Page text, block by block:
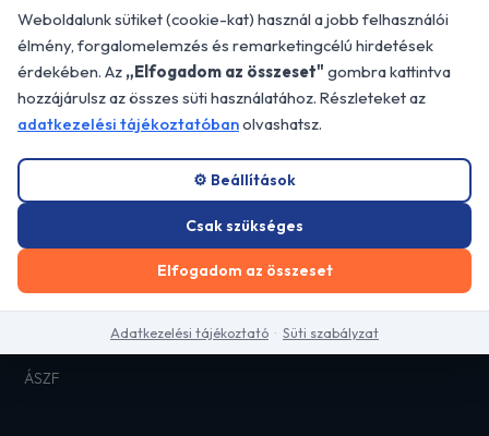
Weboldalunk sütiket (cookie-kat) használ a jobb felhasználói
élmény, forgalomelemzés és remarketingcélú hirdetések
érdekében. Az „Elfogadom az összeset" gombra kattintva
hozzájárulsz az összes süti használatához. Részleteket az
adatkezelési tájékoztatóbanolvashatsz.
⚙️ Beállítások
Csak szükséges
Elfogadom az összeset
Adatkezelési tájékoztató · Süti szabályzat
Professzionális árnyékolástechnikai
területén.
📍 2310 Szigetszentmiklós, Dorottya u.
26/B
Főoldal
Referenciák
Kapcsolat
Adatkezelési tájékoztató
ÁSZF